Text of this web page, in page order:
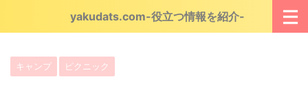
yakudats.com-役立つ情報を紹介-
キャンプ ピクニック